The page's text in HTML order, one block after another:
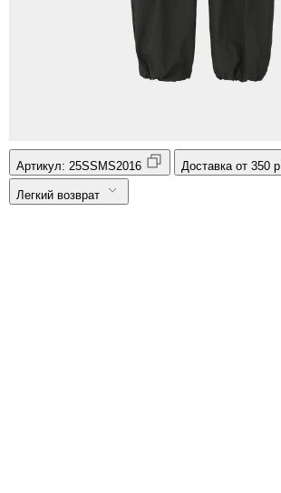
Артикул: 25SSMS2016 Доставка от 350 р.
Легкий возврат